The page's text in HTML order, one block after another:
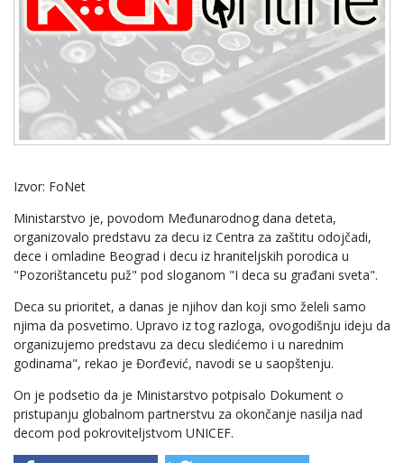
Izvor: FoNet
Ministarstvo je, povodom Međunarodnog dana deteta,
organizovalo predstavu za decu iz Centra za zaštitu odojčadi,
dece i omladine Beograd i decu iz hraniteljskih porodica u
"Pozorištancetu puž" pod sloganom "I deca su građani sveta".
Deca su prioritet, a danas je njihov dan koji smo želeli samo
njima da posvetimo. Upravo iz tog razloga, ovogodišnju ideju da
organizujemo predstavu za decu sledićemo i u narednim
godinama", rekao je Đorđević, navodi se u saopštenju.
On je podsetio da je Ministarstvo potpisalo Dokument o
pristupanju globalnom partnerstvu za okončanje nasilja nad
decom pod pokroviteljstvom UNICEF.